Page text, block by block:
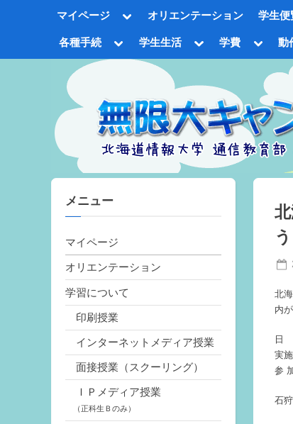
マイページ
Toggle
menu
オリエンテーション 学生便
各種手続
Toggle
menu
学生生活
Toggle
学費
Toggle
動
北
内
日
実
参
石
メニュー
マイページ
オリエンテーション
学習について
印刷授業
インターネットメディア授業
面接授業（スクーリング）
ＩＰメディア授業
（正科生Ｂのみ）